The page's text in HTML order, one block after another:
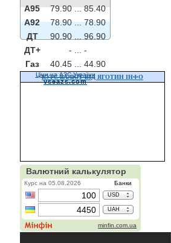
A95
79.90 ...85.40
A92
78.90 ...78.90
ДТ
90.90 ...
96.90
ДТ+
- ...
-
Газ
40.45 ... 44.90
Ціни на АЗС України
vseazs.com
КУРС ВАЛЮТ ВІД ЯГОТИН ІНФО